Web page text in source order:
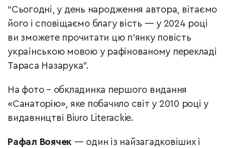
“Сьогодні, у день народження автора, вітаємо
його і сповіщаємо благу вість — у 2024 році
ви зможете прочитати цю п’янку повість
українською мовою у рафінованому перекладі
Тараса Назарука”.
На фото – обкладинка першого видання
«Санаторію», яке побачило світ у 2010 році у
видавництві Biuro Literackie.
Рафал Воячек — один із найзагадковіших і